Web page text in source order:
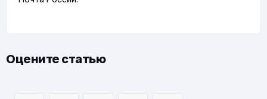
Оцените статью